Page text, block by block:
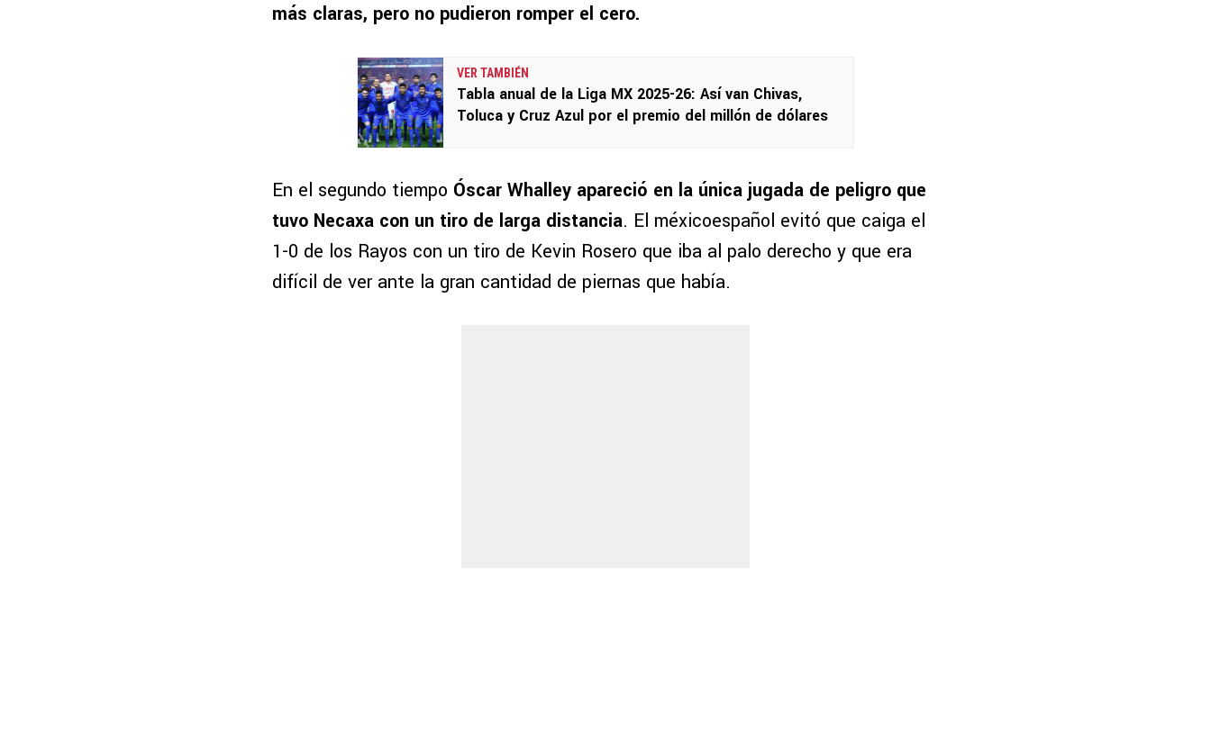
más claras, pero no pudieron romper el cero.
VER TAMBIÉN
Tabla anual de la Liga MX 2025-26: Así van Chivas,
Toluca y Cruz Azul por el premio del millón de dólares
En el segundo tiempo Óscar Whalley apareció en la única jugada de peligro que
tuvo Necaxa con un tiro de larga distancia. El méxicoespañol evitó que caiga el
1-0 de los Rayos con un tiro de Kevin Rosero que iba al palo derecho y que era
difícil de ver ante la gran cantidad de piernas que había.